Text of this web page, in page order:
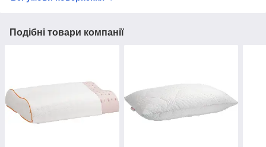
Подібні товари компанії